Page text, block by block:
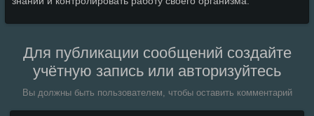
Для публикации сообщений создайте
учётную запись или авторизуйтесь
Вы должны быть пользователем, чтобы оставить комментарий